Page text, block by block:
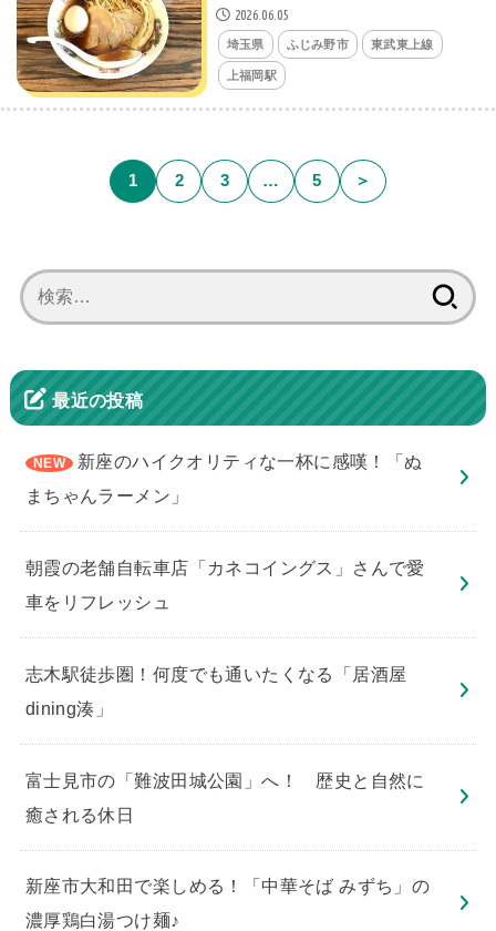
2026.06.05
埼玉県 ふじみ野市 東武東上線
上福岡駅
1 2 3 … 5 ＞
索:
最近の投稿
新座のハイクオリティな一杯に感嘆！「ぬ
まちゃんラーメン」
朝霞の老舗自転車店「カネコイングス」さんで愛
車をリフレッシュ
志木駅徒歩圏！何度でも通いたくなる「居酒屋
dining湊」
​富士見市の「難波田城公園」へ！ 歴史と自然に
癒される休日
新座市大和田で楽しめる！「中華そば みずち」の
濃厚鶏白湯つけ麺♪